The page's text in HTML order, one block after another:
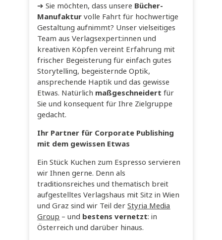
➔ Sie möchten, dass unsere Bücher-
Manufakturvolle Fahrt für hochwertige
Gestaltung aufnimmt? Unser vielseitiges
Team aus Verlagsexpert:innen und
kreativen Köpfen vereint Erfahrung mit
frischer Begeisterung für einfach gutes
Storytelling, begeisternde Optik,
ansprechende Haptik und das gewisse
Etwas. Natürlich maßgeschneidert für
Sie und konsequent für Ihre Zielgruppe
gedacht.
Ihr Partner für Corporate Publishing
mit dem gewissen Etwas
Ein Stück Kuchen zum Espresso servieren
wir Ihnen gerne. Denn als
traditionsreiches und thematisch breit
aufgestelltes Verlagshaus mit Sitz in Wien
und Graz sind wir Teil derStyria Media
Group – und bestens vernetzt: in
Österreich und darüber hinaus.